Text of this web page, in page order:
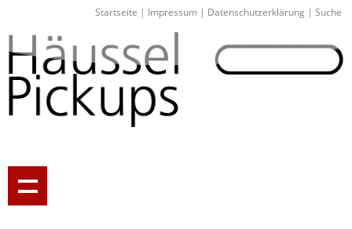
Startseite | Impressum | Datenschutzerklärung | Suche